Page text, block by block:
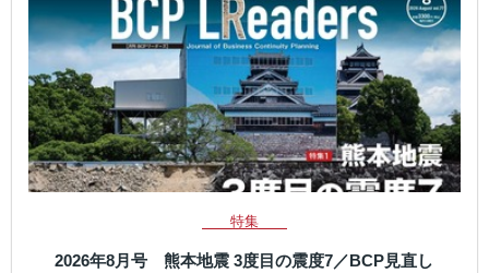
特集
2026年8月号 熊本地震 3度目の震度7／BCP見直し